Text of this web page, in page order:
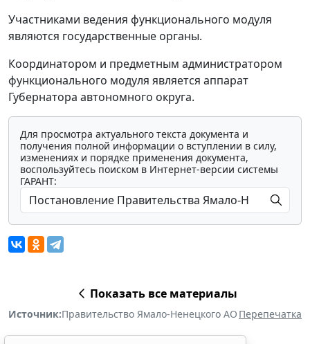
Участниками ведения функционального модуля
являются государственные органы.
Координатором и предметным администратором
функционального модуля является аппарат
Губернатора автономного округа.
Для просмотра актуального текста документа и
получения полной информации о вступлении в силу,
изменениях и порядке применения документа,
воспользуйтесь поиском в Интернет-версии системы
ГАРАНТ:
Показать все материалы
Источник:Правительство Ямало-Ненецкого АО Перепечатка